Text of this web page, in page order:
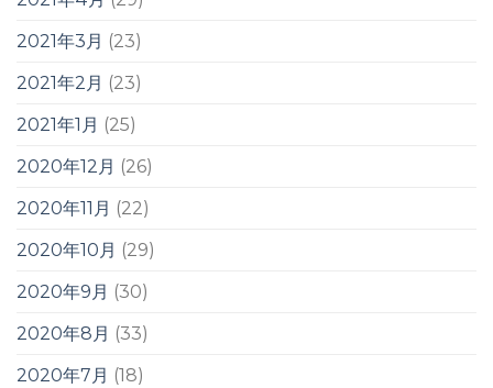
2021年3月 (23)
2021年2月 (23)
2021年1月 (25)
2020年12月 (26)
2020年11月 (22)
2020年10月 (29)
2020年9月 (30)
2020年8月 (33)
2020年7月 (18)